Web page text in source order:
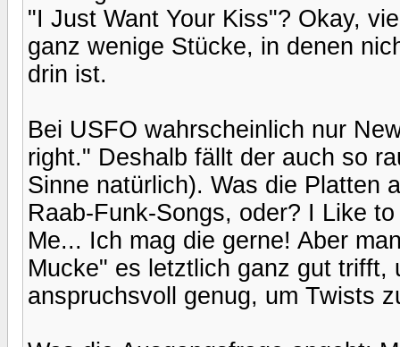
"I Just Want Your Kiss"? Okay,
ganz wenige Stücke, in denen
drin ist.
Bei USFO wahrscheinlich nur
right." Deshalb fällt der auch so
Sinne natürlich). Was die Platten
Raab-Funk-Songs, oder? I Like
Me... Ich mag die gerne! Aber
Mucke" es letztlich ganz gut trifft,
anspruchsvoll genug, um Twists